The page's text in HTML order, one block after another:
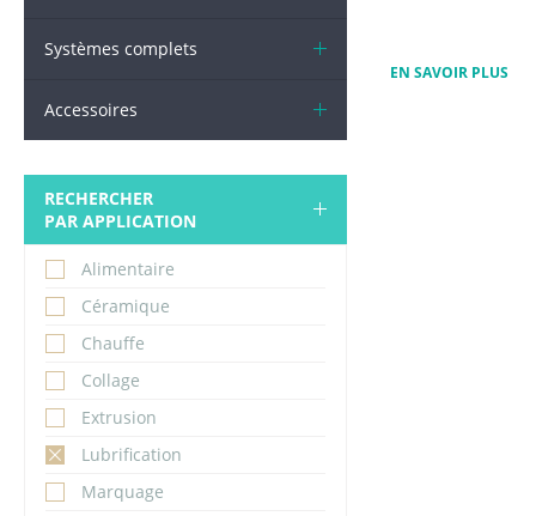
Systèmes complets
Accessoires
RECHERCHER
PAR APPLICATION
Alimentaire
Céramique
Chauffe
Collage
Extrusion
Lubrification
Marquage
EN SAVOIR PLUS